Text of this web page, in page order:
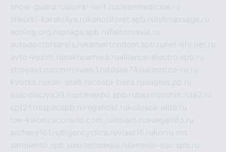
snow-guard.ruslovar-ivrit.rucleanmedicine.ru
shkurki-karakulya.rukanotiforet.spb.rututmassage.ru
ecolog.org.rupraga.spb.rufalcorussia.ru
autodoctorservis.rukamertondom.spb.ru net-life.net.ru
avto-vozim.rusakhcamera.rualliance-electro.spb.ru
stroyavt.rucontrolweb1.rutdsak74.rukinzozo-ru.ru
kvotka.ru iron-snab.rucosta-bella.rueugrus.pp.ru
associaciya39.ruprimexpo.spb.rubezmorchin.ru ia2.ru
cpt21.ru ispecspb.ru regahost.rukolosok-elita.ru
tae-kwon.ruconsrio.com.ru insiam.ruavegainfo.ru
archery161.rubigencyclica.ruvlast16.rukorru.net
sarmiento.spb.suextelopedia.ru lammin-suo.spb.ru